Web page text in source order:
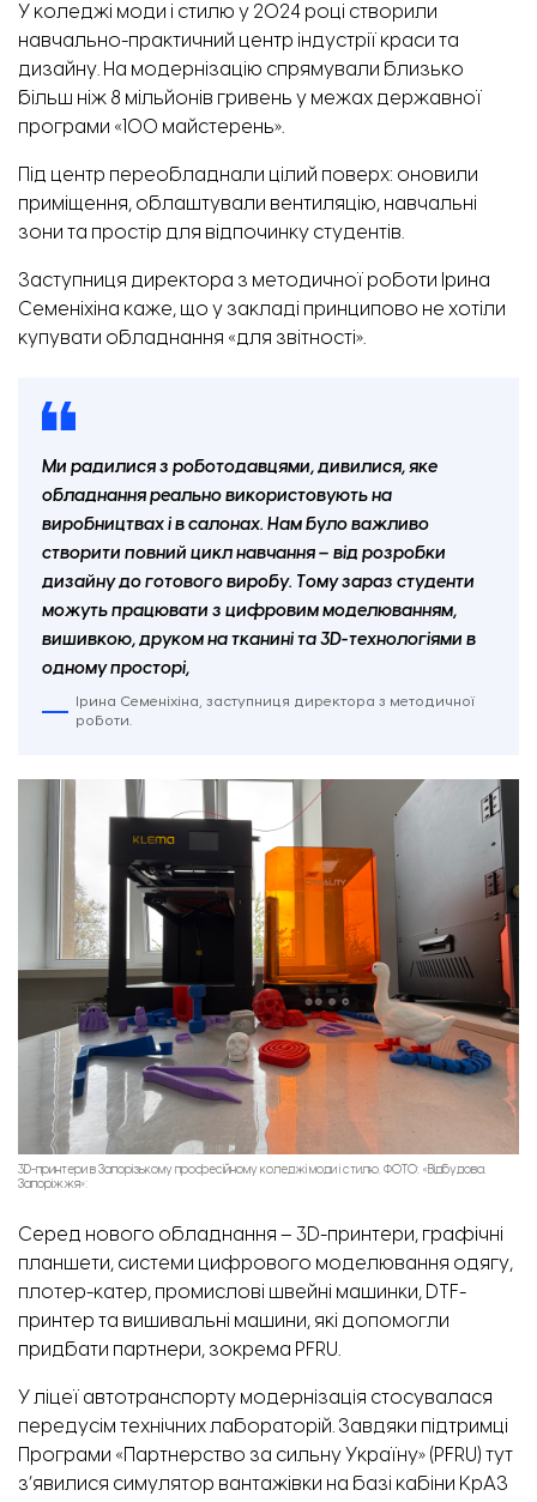
У коледжі моди і стилю у 2024 році створили
навчально-практичний центр індустрії краси та
дизайну. На модернізацію спрямували близько
більш ніж 8 мільйонів гривень у межах державної
програми «100 майстерень».
Під центр переобладнали цілий поверх: оновили
приміщення, облаштували вентиляцію, навчальні
зони та простір для відпочинку студентів.
Заступниця директора з методичної роботи Ірина
Семеніхіна каже, що у закладі принципово не хотіли
купувати обладнання «для звітності».
Ми радилися з роботодавцями, дивилися, яке
обладнання реально використовують на
виробництвах і в салонах. Нам було важливо
створити повний цикл навчання – від розробки
дизайну до готового виробу. Тому зараз студенти
можуть працювати з цифровим моделюванням,
вишивкою, друком на тканині та 3D-технологіями в
одному просторі,
Ірина Семеніхіна, заступниця директора з методичної
роботи.
3D-принтери в Запорізькому професійному коледжі моди і стилю. ФОТО: «Відбудова.
Запоріжжя»:
Серед нового обладнання – 3D-принтери, графічні
планшети, системи цифрового моделювання одягу,
плотер-катер, промислові швейні машинки, DTF-
принтер та вишивальні машини, які допомогли
придбати партнери, зокрема PFRU.
У ліцеї автотранспорту модернізація стосувалася
передусім технічних лабораторій. Завдяки підтримці
Програми «Партнерство за сильну Україну» (PFRU) тут
з’явилися симулятор вантажівки на базі кабіни КрАЗ